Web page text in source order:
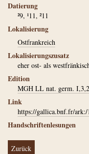
Datierung
²9, ¹11, ²11
Lokalisierung
Ostfrankreich
Lokalisierungszusatz
eher ost- als
Edition
MGH LL nat. germ.
Link
https://gallica.bnf.fr/ark:/
Handschriftenlesungen
Zurück